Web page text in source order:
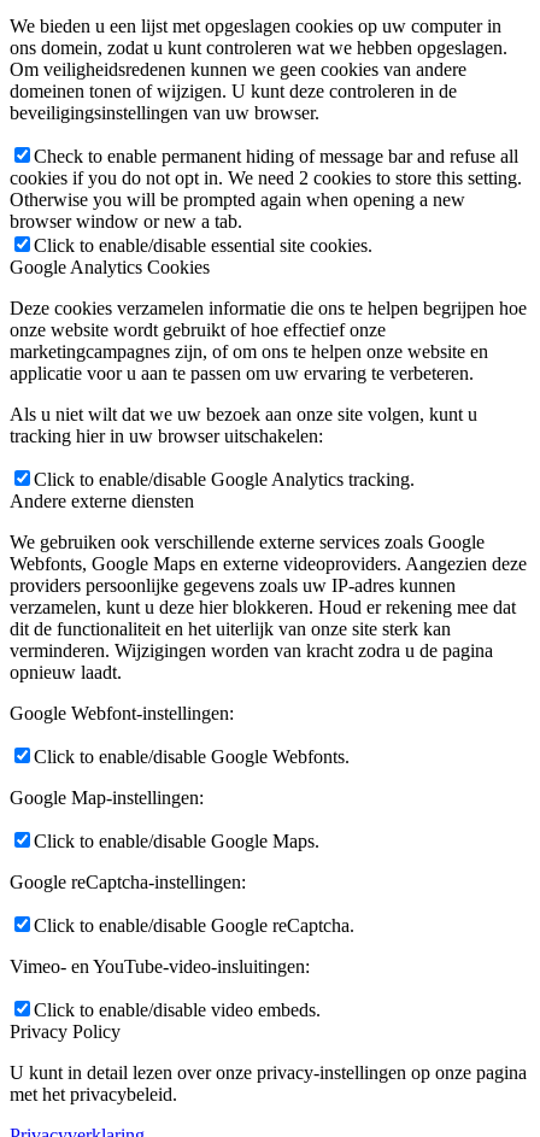
We bieden u een lijst met opgeslagen cookies op uw computer in
ons domein, zodat u kunt controleren wat we hebben opgeslagen.
Om veiligheidsredenen kunnen we geen cookies van andere
domeinen tonen of wijzigen. U kunt deze controleren in de
beveiligingsinstellingen van uw browser.
Check to enable permanent hiding of message bar and refuse all
cookies if you do not opt in. We need 2 cookies to store this setting.
Otherwise you will be prompted again when opening a new
browser window or new a tab.
Click to enable/disable essential site cookies.
Google Analytics Cookies
Deze cookies verzamelen informatie die ons te helpen begrijpen hoe
onze website wordt gebruikt of hoe effectief onze
marketingcampagnes zijn, of om ons te helpen onze website en
applicatie voor u aan te passen om uw ervaring te verbeteren.
Als u niet wilt dat we uw bezoek aan onze site volgen, kunt u
tracking hier in uw browser uitschakelen:
Click to enable/disable Google Analytics tracking.
Andere externe diensten
We gebruiken ook verschillende externe services zoals Google
Webfonts, Google Maps en externe videoproviders. Aangezien deze
providers persoonlijke gegevens zoals uw IP-adres kunnen
verzamelen, kunt u deze hier blokkeren. Houd er rekening mee dat
dit de functionaliteit en het uiterlijk van onze site sterk kan
verminderen. Wijzigingen worden van kracht zodra u de pagina
opnieuw laadt.
Google Webfont-instellingen:
Click to enable/disable Google Webfonts.
Google Map-instellingen:
Click to enable/disable Google Maps.
Google reCaptcha-instellingen:
Click to enable/disable Google reCaptcha.
Vimeo- en YouTube-video-insluitingen:
Click to enable/disable video embeds.
Privacy Policy
U kunt in detail lezen over onze privacy-instellingen op onze pagina
met het privacybeleid.